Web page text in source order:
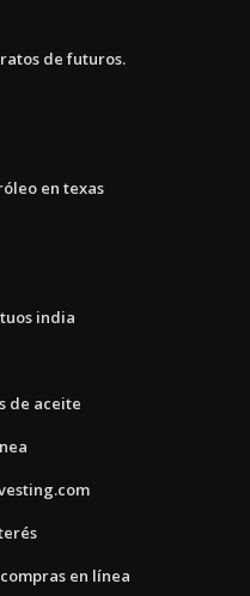
de futuros.
en texas
india
de aceite
en línea